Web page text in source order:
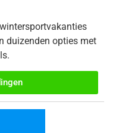
duizenden opties met